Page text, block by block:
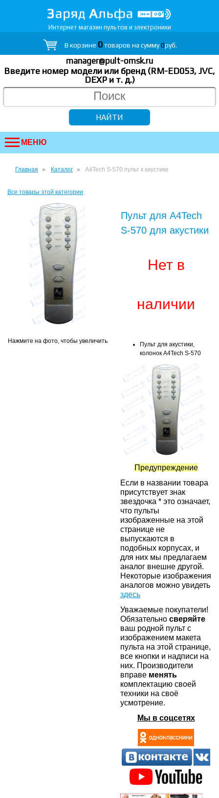
Интернет магазин пультов и электроники
В корзине 0товаров на сумму0руб.
manager@pult-omsk.ru
Введите номер модели или бренд (RM-ED053, JVC,
DEXP и т. д.)
МЕНЮ
Главная Каталог A4Tech S-570 пульт к акустике
Все товары этой категории
Нажмите на фото, чтобы увеличить
Пульт для A4Tech
S-570 для акустики
Нет в
наличии
Пульт для акустики,
колонок A4Tech S-570
Предупреждение
Если в названии товара
присутствует знак
звездочка * это означает,
что пульты
изображенные на этой
странице не
выпускаются в
подобных корпусах, и
для них мы предлагаем
аналог внешне другой.
Некоторые изображения
аналогов можно увидеть
здесь
Уважаемые покупатели!
Обязательно сверяйте
ваш родной пульт с
изображением макета
пульта на этой странице,
все кнопки и надписи на
них. Производители
вправе менять
комплектацию своей
техники на своё
усмотрение.
Мы в соцсетях